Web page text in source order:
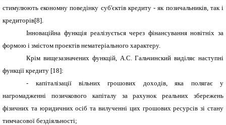
стимулюють економну поведінку суб'єктів кредиту - як позичальників, так і
кредиторів[8].
Інноваційна функція реалізується через фінансування новітніх за
формою і змістом проектів нематеріального характеру.
Крім вищезазначених функцій, А.С. Гальчинский виділяє наступні
функції кредиту [18]:
- капіталізації вільних грошових доходів, яка полягає у
нагромадженні позичкового капіталу за рахунок реальних збережень
фізичних та юридичних осіб та вилученні цих грошових ресурсів зі стану
тимчасової бездіяльності;